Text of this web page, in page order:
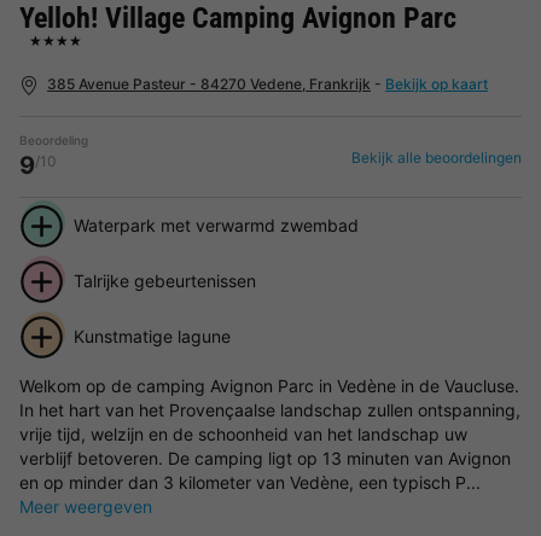
Yelloh! Village Camping Avignon Parc
★★★★
385 Avenue Pasteur - 84270 Vedene, Frankrijk - Bekijk op kaart
Beoordeling
9/10 Bekijk alle beoordelingen
Waterpark met verwarmd zwembad
Talrijke gebeurtenissen
Kunstmatige lagune
Welkom op de camping Avignon Parc in Vedène in de Vaucluse.
In het hart van het Provençaalse landschap zullen ontspanning,
vrije tijd, welzijn en de schoonheid van het landschap uw
verblijf betoveren. De camping ligt op 13 minuten van Avignon
en op minder dan 3 kilometer van Vedène, een typisch P...
Meer weergeven